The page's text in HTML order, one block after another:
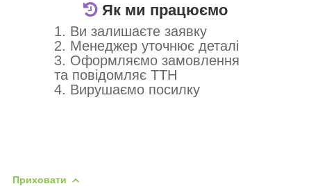
Як ми працюємо
1. Ви залишаєте заявку
2. Менеджер уточнює деталі
3. Оформляємо замовлення
та повідомляє ТТН
4. Вирушаємо посилку
Приховати